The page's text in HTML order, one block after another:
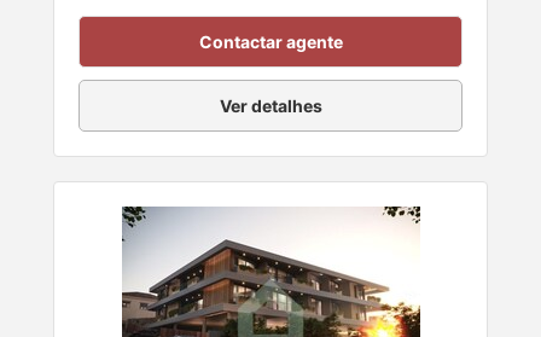
Contactar agente
Ver detalhes